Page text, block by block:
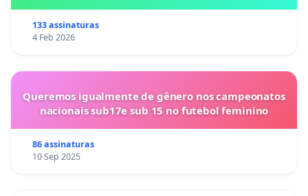
133 assinaturas
4 Feb 2026
Queremos igualmente de gênero nos campeonatos
nacionais sub17e sub 15 no futebol feminino
86 assinaturas
10 Sep 2025